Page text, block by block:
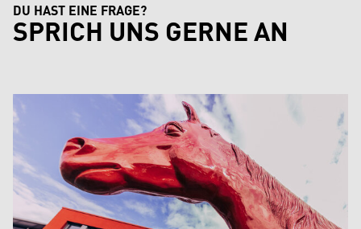
DU HAST EINE FRAGE?
SPRICH UNS GERNE AN